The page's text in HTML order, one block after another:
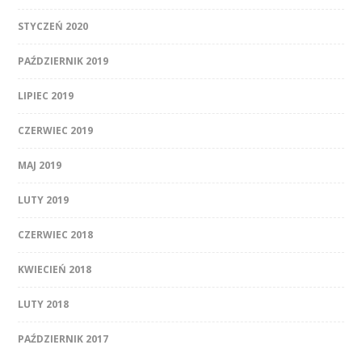
STYCZEŃ 2020
PAŹDZIERNIK 2019
LIPIEC 2019
CZERWIEC 2019
MAJ 2019
LUTY 2019
CZERWIEC 2018
KWIECIEŃ 2018
LUTY 2018
PAŹDZIERNIK 2017